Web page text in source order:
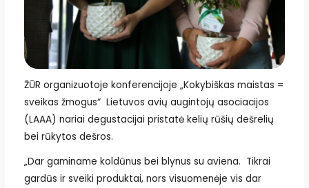
ŽŪR organizuotoje konferencijoje „Kokybiškas maistas =
sveikas žmogus“ Lietuvos avių augintojų asociacijos
(LAAA) nariai degustacijai pristatė kelių rūšių dešrelių
bei rūkytos dešros.
„Dar gaminame koldūnus bei blynus su aviena. Tikrai
gardūs ir sveiki produktai, nors visuomenėje vis dar